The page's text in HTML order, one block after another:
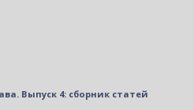
Выпуск 4: сборник статей